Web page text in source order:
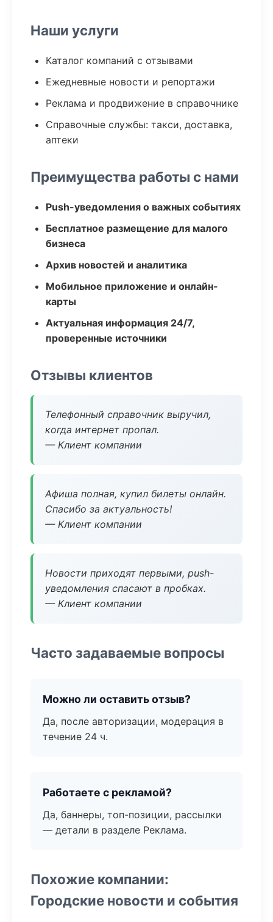
Наши услуги
Каталог компаний с отзывами
Ежедневные новости и репортажи
Реклама и продвижение в справочнике
Справочные службы: такси, доставка,
аптеки
Преимущества работы с нами
Push-уведомления о важных событиях
Бесплатное размещение для малого
бизнеса
Архив новостей и аналитика
Мобильное приложение и онлайн-
карты
Актуальная информация 24/7,
проверенные источники
Отзывы клиентов
Телефонный справочник выручил,
когда интернет пропал.
— Клиент компании
Афиша полная, купил билеты онлайн.
Спасибо за актуальность!
— Клиент компании
Новости приходят первыми, push-
уведомления спасают в пробках.
— Клиент компании
Часто задаваемые вопросы
Можно ли оставить отзыв?
Да, после авторизации, модерация в
течение 24 ч.
Работаете с рекламой?
Да, баннеры, топ-позиции, рассылки
— детали в разделе Реклама.
Похожие компании:
Городские новости и события